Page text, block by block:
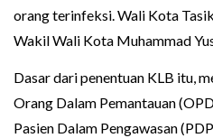
orang terinfeksi. Wali Kota
Wakil Wali Kota Muhammad
Dasar dari penentuan KLB itu,
Orang Dalam Pemantauan
Pasien Dalam Pengawasan